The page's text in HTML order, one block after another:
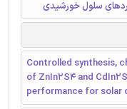
Controlled synthesis,
of ZnIn2S4 and
performance for solar